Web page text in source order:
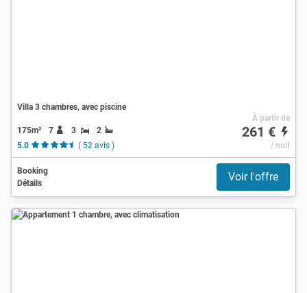
Villa 3 chambres, avec piscine
175m² 7 3
2
5.0
( 52 avis )
À partir de
261 €
/ nuit
Booking
Détails
Voir l'offre